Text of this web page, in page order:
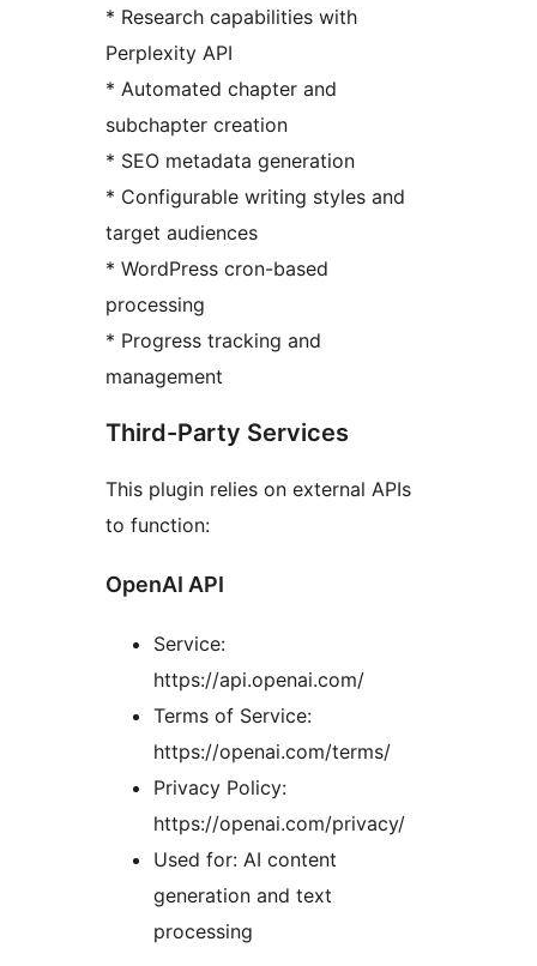
* Research capabilities with
Perplexity API
* Automated chapter and
subchapter creation
* SEO metadata generation
* Configurable writing styles and
target audiences
* WordPress cron-based
processing
* Progress tracking and
management
Third-Party Services
This plugin relies on external APIs
to function:
OpenAI API
Service:
https://api.openai.com/
Terms of Service:
https://openai.com/terms/
Privacy Policy:
https://openai.com/privacy/
Used for: AI content
generation and text
processing